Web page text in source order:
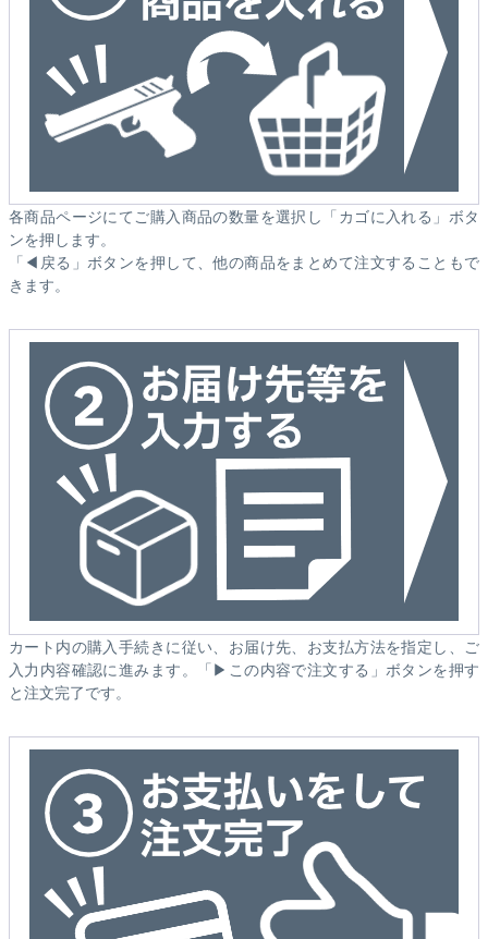
各商品ページにてご購入商品の数量を選択し「カゴに入れる」ボタ
ンを押します。
「◀戻る」ボタンを押して、他の商品をまとめて注文することもで
きます。
カート内の購入手続きに従い、お届け先、お支払方法を指定し、ご
入力内容確認に進みます。「▶この内容で注文する」ボタンを押す
と注文完了です。